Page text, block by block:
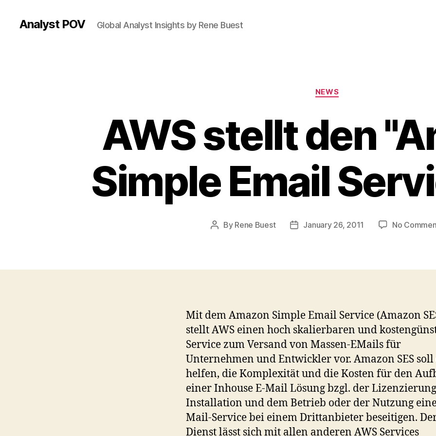
Analyst POV Global Analyst Insights by Rene Buest
Categories
NEWS
AWS stellt den
Simple Email
Post
By Rene Buest
PostJanuary 26, 2011 No
Mit dem Amazon Simple Email Service (Amazon
stellt AWS einen hoch skalierbaren und
Service zum Versand von Massen-EMails für
Unternehmen und Entwickler vor. Amazon SES
helfen, die Komplexität und die Kosten für den
einer Inhouse E-Mail Lösung bzgl. der
Installation und dem Betrieb oder der Nutzung
Mail-Service bei einem Drittanbieter beseitigen.
Dienst lässt sich mit allen anderen AWS Services